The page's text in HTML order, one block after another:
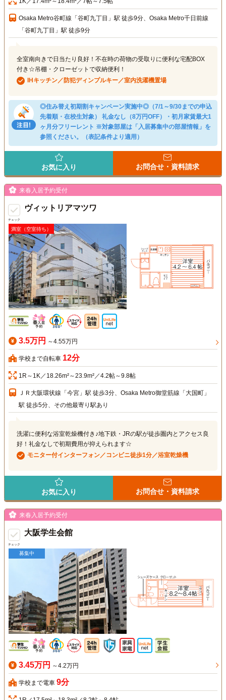
Osaka Metro谷町線「谷町九丁目」駅 徒歩9分、Osaka Metro千日前線
「谷町九丁目」駅 徒歩9分
全室南向きで日当たり良好！不在時の荷物の受取りに便利な宅配BOX
付き☆吊棚・クローゼットで収納便利！
IHキッチン／防犯ディンプルキー／室内洗濯機置場
◎住み替え初期割キャンペーン実施中◎（7/1～9/30までの申込
先着順・在校生対象） 礼金なし（8万円OFF）・初月家賃最大1
ヶ月分フリーレント ※対象部屋は「入居募集中の部屋情報」を
参照ください。（表記条件より適用）
お気に入り お問合せ・資料請求
チェック
来春入居予約受付
ヴィットリアマツワ
満室（空室待ち）
3.5万円 ～4.55万円
学校まで自転車 12分
1R～1K／18.26m²～23.9m²／4.2帖～9.8帖
ＪＲ大阪環状線「今宮」駅 徒歩3分、Osaka Metro御堂筋線「大国町」
駅 徒歩5分、その他最寄り駅あり
洗濯に便利な浴室乾燥機付き♪地下鉄・JRの駅が徒歩圏内とアクセス良
好！礼金なしで初期費用が抑えられます☆
モニター付インターフォン／コンビニ徒歩1分／浴室乾燥機
お気に入り お問合せ・資料請求
チェック
来春入居予約受付
大阪学生会館
募集中
3.45万円 ～4.2万円
学校まで電車 9分